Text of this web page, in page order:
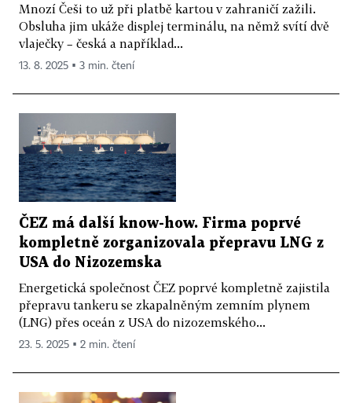
Mnozí Češi to už při platbě kartou v zahraničí zažili.
Obsluha jim ukáže displej terminálu, na němž svítí dvě
vlaječky – česká a například...
13. 8. 2025 ▪ 3 min. čtení
ČEZ má další know-how. Firma poprvé
kompletně zorganizovala přepravu LNG z
USA do Nizozemska
Energetická společnost ČEZ poprvé kompletně zajistila
přepravu tankeru se zkapalněným zemním plynem
(LNG) přes oceán z USA do nizozemského...
23. 5. 2025 ▪ 2 min. čtení